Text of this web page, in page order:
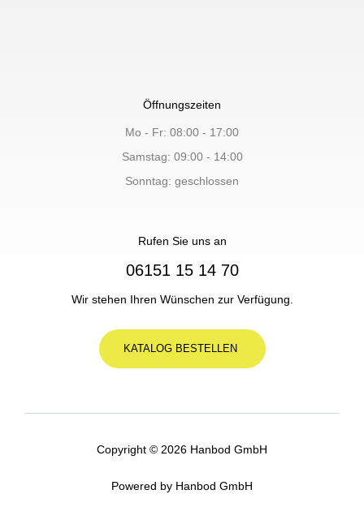
Öffnungszeiten
Mo - Fr: 08:00 - 17:00
Samstag: 09:00 - 14:00
Sonntag: geschlossen
Rufen Sie uns an
06151 15 14 70
Wir stehen Ihren Wünschen zur Verfügung.
KATALOG BESTELLEN
Copyright © 2026 Hanbod GmbH
Powered by Hanbod GmbH